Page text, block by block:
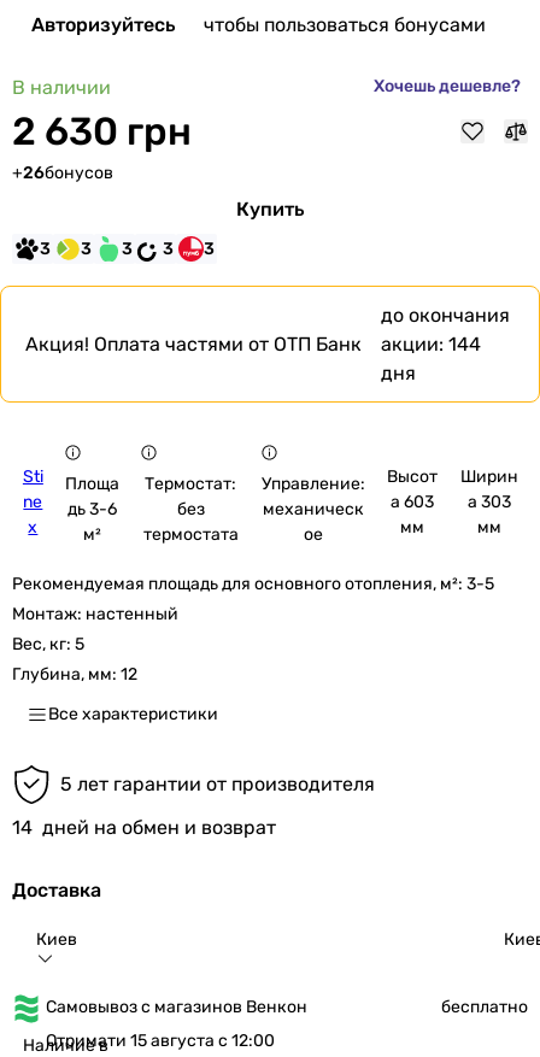
Авторизуйтесь чтобы пользоваться бонусами
В наличии Хочешь дешевле?
2 630 грн
+26бонусов
Купить
3 3 3 3 3
Акция! Оплата частями от ОТП Банк
до окончания
акции: 144
дня
Sti
ne
x
Площа
дь 3-6
м²
Термостат:
без
термостата
Управление:
механическ
ое
Высот
а 603
мм
Ширин
а 303
мм
Рекомендуемая площадь для основного отопления, м²: 3-5
Монтаж: настенный
Вес, кг: 5
Глубина, мм: 12
Все характеристики
5 лет гарантии от производителя
14 дней на обмен и возврат
Доставка
Киев
Самовывоз с магазинов Венкон
бесплатно
Наличие в
Отримати 15 августа с 12:00